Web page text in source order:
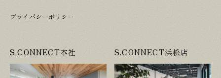
プライバシーポリシー
S.CONNECT本社 S.CONNECT浜松店